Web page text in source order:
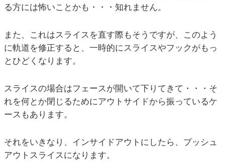
る方には怖いことかも・・・知れません。
また、これはスライスを直す際もそうですが、このよう
に軌道を修正すると、一時的にスライスやフックがもっ
とひどくなります。
スライスの場合はフェースが開いて下りてきて・・・そ
れを何とか閉じるためにアウトサイドから振っているケ
ースもあります。
それをいきなり、インサイドアウトにしたら、プッシュ
アウトスライスになります。